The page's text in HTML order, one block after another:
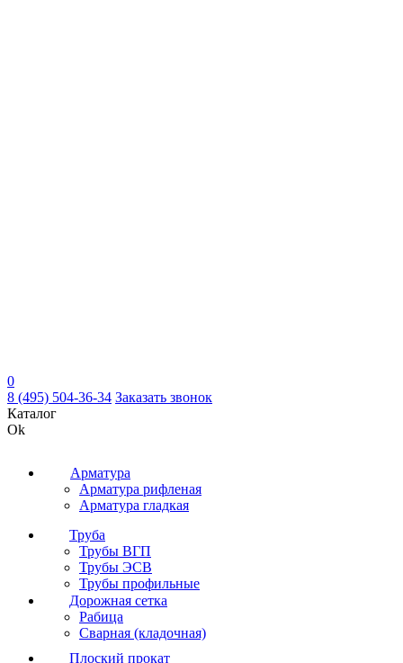
0
8 (495) 504-36-34 Заказать звонок
Каталог
Ok
Арматура
Арматура рифленая
Арматура гладкая
Труба
Трубы ВГП
Трубы ЭСВ
Трубы профильные
Дорожная сетка
Рабица
Сварная (кладочная)
Плоский прокат